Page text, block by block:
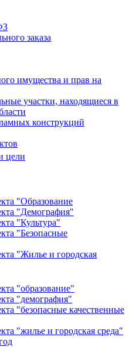
заказа
имущества и прав на
участки, находящиеся в
конструкций
цели
"Образование
"Демография"
"Культура"
"Безопасные
"Жилье и городская
"образование"
"демография"
"безопасные качественные
"жилье и городская среда"